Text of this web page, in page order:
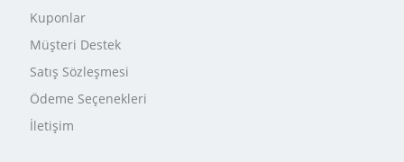
Kuponlar
Müşteri Destek
Satış Sözleşmesi
Ödeme Seçenekleri
İletişim